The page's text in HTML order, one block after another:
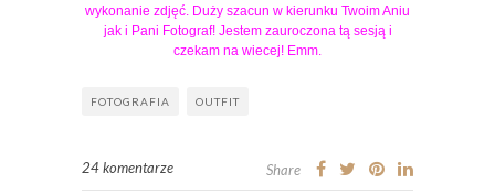
wykonanie zdjęć. Duży szacun w kierunku Twoim Aniu
jak i Pani Fotograf! Jestem zauroczona tą sesją i
czekam na wiecej! Emm.
FOTOGRAFIA OUTFIT
24 komentarze Share